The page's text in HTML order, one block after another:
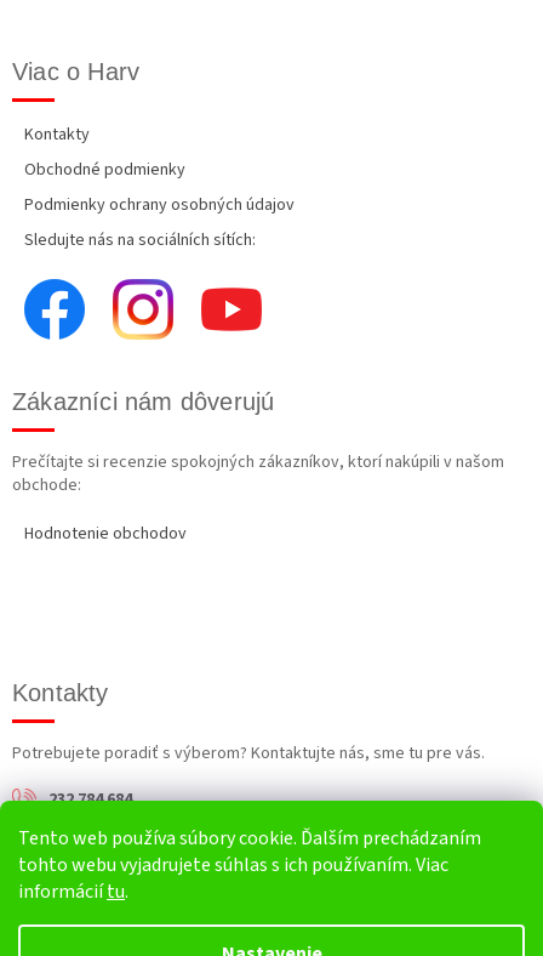
Tento web používa súbory cookie. Ďalším prechádzaním
tohto webu vyjadrujete súhlas s ich používaním. Viac
informáciítu.
Viac o Harv
Kontakty
Obchodné podmienky
Podmienky ochrany osobných údajov
Sledujte nás na sociálních sítích:
Zákazníci nám dôverujú
Prečítajte si recenzie spokojných zákazníkov, ktorí nakúpili v našom
obchode:
Hodnotenie obchodov
Kontakty
Potrebujete poradiť s výberom? Kontaktujte nás, sme tu pre vás.
232 784 684
info@harv.sk